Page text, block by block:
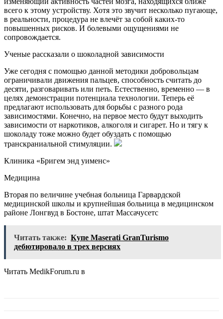
всего к этому устройству. Хотя это звучит несколько пугающе,
в реальности, процедура не влечёт за собой каких-то
повышенных рисков. И болевыми ощущениями не
сопровождается.
Ученые рассказали о шоколадной зависимости
Уже сегодня с помощью данной методики добровольцам
ограничивали движения пальцев, способность считать до
десяти, разговаривать или петь. Естественно, временно — в
целях демонстрации потенциала технологии. Теперь её
предлагают использовать для борьбы с разного рода
зависимостями. Конечно, на первое место будут выходить
зависимости от наркотиков, алкоголя и сигарет. Но и тягу к
шоколаду тоже можно будет обуздать с помощью
транскраниальной стимуляции.
Клиника «Бригем энд уименс»
Медицина
Вторая по величине учебная больница Гарвардской
медицинской школы и крупнейшая больница в медицинском
районе Лонгвуд в Бостоне, штат Массачусетс
Читать также: Купе Maserati GranTurismo
дебютировало в трех версиях
Читать MedikForum.ru в